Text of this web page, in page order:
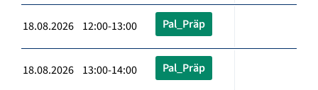
18.08.2026 12:00-13:00 Pal_Präp
18.08.2026 13:00-14:00 Pal_Präp